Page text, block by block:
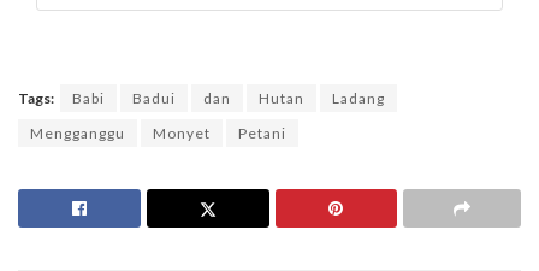
Tags: Babi Badui dan Hutan
Ladang
Mengganggu
Monyet Petani